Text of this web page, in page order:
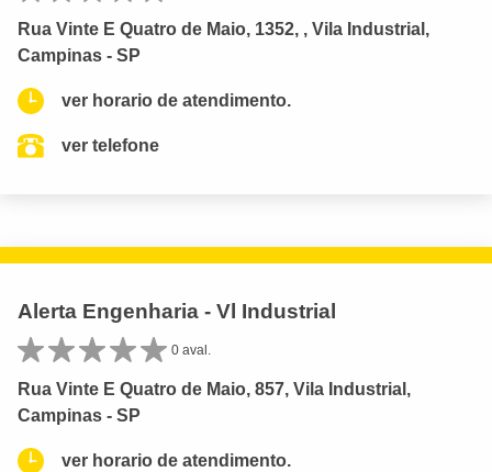
Rua Vinte E Quatro de Maio, 1352, , Vila Industrial,
Campinas - SP
ver horario de atendimento.
ver telefone
Alerta Engenharia - Vl Industrial
0 aval.
Rua Vinte E Quatro de Maio, 857, Vila Industrial,
Campinas - SP
ver horario de atendimento.